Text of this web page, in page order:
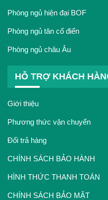
Phòng ngủ hiện đại BOF
Phòng ngủ tân cổ điển
Phòng ngủ châu Âu
HỖ TRỢ KHÁCH
Giới thiệu
Phương thức vận chuyển
Đổi trả hàng
CHÍNH SÁCH BẢO HÀNH
HÌNH THỨC THANH TOÁN
CHÍNH SÁCH BẢO MẬT